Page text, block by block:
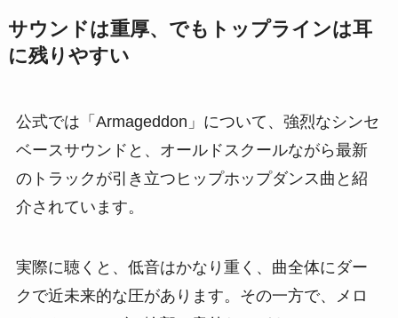
サウンドは重厚、でもトップラインは耳
に残りやすい
公式では「Armageddon」について、強烈なシンセ
ベースサウンドと、オールドスクールながら最新
のトラックが引き立つヒップホップダンス曲と紹
介されています。
実際に聴くと、低音はかなり重く、曲全体にダー
クで近未来的な圧があります。その一方で、メロ